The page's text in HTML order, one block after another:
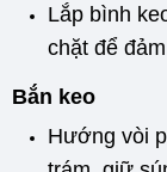
Lắp bình
chặt để
Bắn keo
Hướng vòi